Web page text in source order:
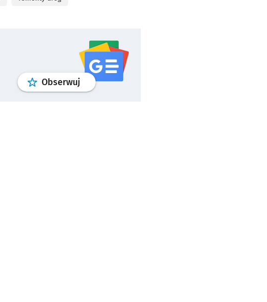
Obserwuj profilgoogle news